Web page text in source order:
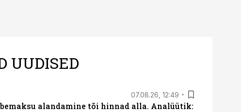
UUDISED
07.08.26, 12:49
alandamine tõi hinnad alla. Analüütik: